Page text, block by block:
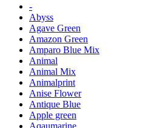
-
Abyss
Agave Green
Amazon Green
Amparo Blue Mix
Animal
Animal Mix
Animalprint
Anise Flower
Antique Blue
Apple green
Aqaumarine